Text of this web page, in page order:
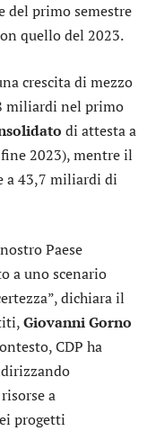
del primo semestre
quello del 2023.
crescita di mezzo
miliardi nel primo
di attesta a
2023), mentre il
a 43,7 miliardi di
Paese
a uno scenario
dichiara il
Giovanni Gorno
CDP ha
a
progetti